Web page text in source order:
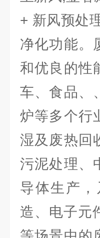
+ 新风预处
净化功能。
和优良的性
车、食品、
炉等多个行
湿及废热回
污泥处理、
导体生产
造、电子元